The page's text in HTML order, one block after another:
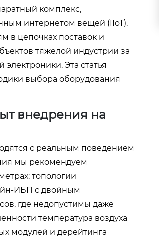
комплекс,
интернетом вещей (IIoT).
в цепочках поставок и
тяжелой индустрии за
Эта статья
выбора оборудования
внедрения на
с реальным поведением
мы рекомендуем
топологии
ИБП с двойным
где недопустимы даже
температура воздуха
модулей и дерейтинга